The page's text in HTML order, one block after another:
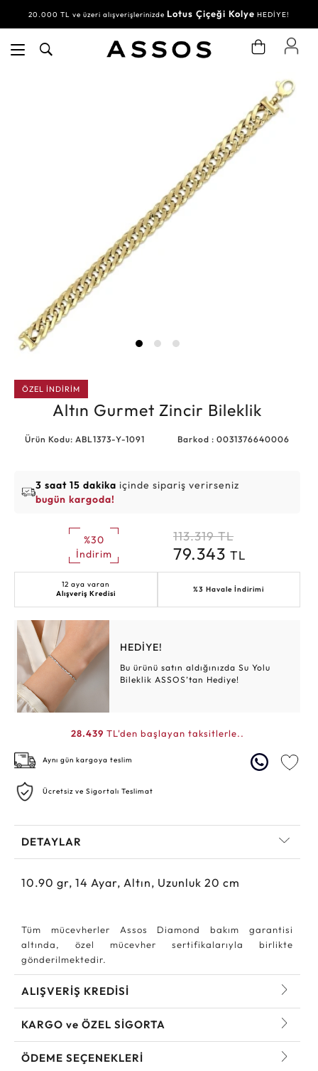
20.000 TL ve üzeri alışverişlerinizde Lotus Çiçeği Kolye HEDİYE!
ÖZEL İNDİRİM
Altın Gurmet Zincir Bileklik
Ürün Kodu: ABL1373-Y-1091 Barkod : 0031376640006
3 saat 15 dakika içinde sipariş verirseniz
bugün kargoda!
%30
İndirim
113.319 TL
79.343 TL
12 aya varan
Alışveriş Kredisi
%3 Havale İndirimi
HEDİYE!
Bu ürünü satın aldığınızda Su Yolu
Bileklik ASSOS’tan Hediye!
28.439 TL'den başlayan taksitlerle..
Aynı gün kargoya teslim
Ücretsiz ve Sigortalı Teslimat
DETAYLAR
10.90 gr, 14 Ayar, Altın, Uzunluk 20 cm
Tüm mücevherler Assos Diamond bakım garantisi
altında, özel mücevher sertifikalarıyla birlikte
gönderilmektedir.
ALIŞVERİŞ KREDİSİ
KARGO ve ÖZEL SİGORTA
ÖDEME SEÇENEKLERİ